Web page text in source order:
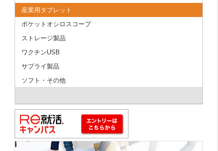
産業用タブレット
ポケットオシロスコープ
ストレージ製品
ワクチンUSB
サプライ製品
ソフト・その他